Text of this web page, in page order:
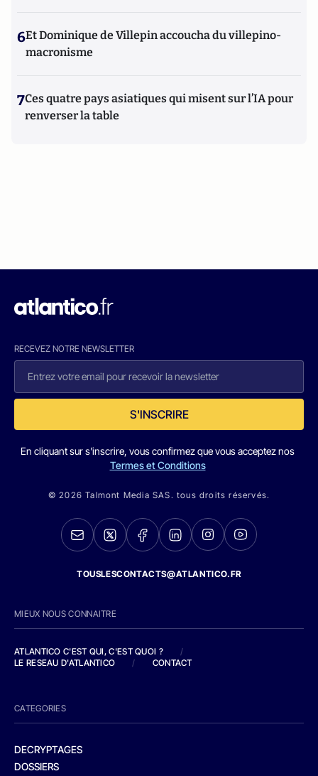
6Et Dominique de Villepin accoucha du villepino-
macronisme
7Ces quatre pays asiatiques qui misent sur l’IA pour
renverser la table
RECEVEZ NOTRE NEWSLETTER
S'INSCRIRE
En cliquant sur s'inscrire, vous confirmez que vous acceptez nos
Termes et Conditions
© 2026 Talmont Media SAS. tous droits réservés.
TOUSLESCONTACTS@ATLANTICO.FR
MIEUX NOUS CONNAITRE
ATLANTICO C'EST QUI, C'EST QUOI ?
/
LE RESEAU D'ATLANTICO
/ CONTACT
CATEGORIES
DECRYPTAGES
DOSSIERS